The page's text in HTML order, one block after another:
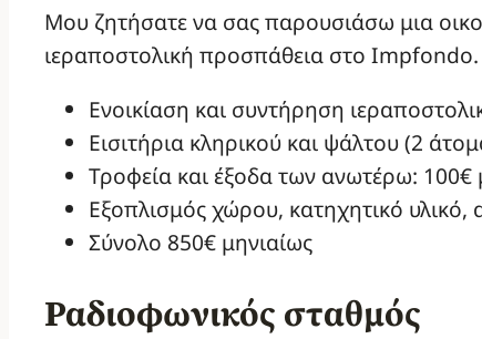
Μου ζητήσατε να σας παρουσιάσω μια
ιεραποστολική προσπάθεια στο Impfondo.
Ενοικίαση και συντήρηση
Εισιτήρια κληρικού και ψάλτου (2
Τροφεία και έξοδα των ανωτέρω: 100€
Εξοπλισμός χώρου, κατηχητικό
Σύνολο 850€ μηνιαίως
Ραδιοφωνικός σταθμός